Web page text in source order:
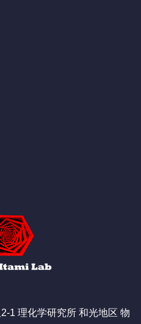
1 理化学研究所 和光地区 物